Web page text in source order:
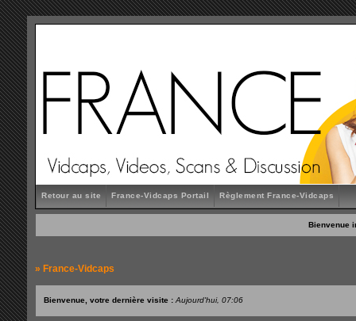
Retour au site France-Vidcaps Portail Règlement France-Vidcaps
Bienvenue
» France-Vidcaps
Bienvenue, votre dernière visite :Aujourd'hui, 07:06